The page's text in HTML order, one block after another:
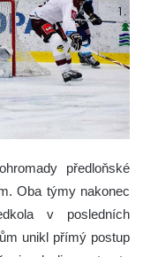
předloňské
Oba týmy nakonec
v posledních
unikl přímý postup